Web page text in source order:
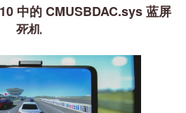
中的 CMUSBDAC.sys 蓝屏
死机